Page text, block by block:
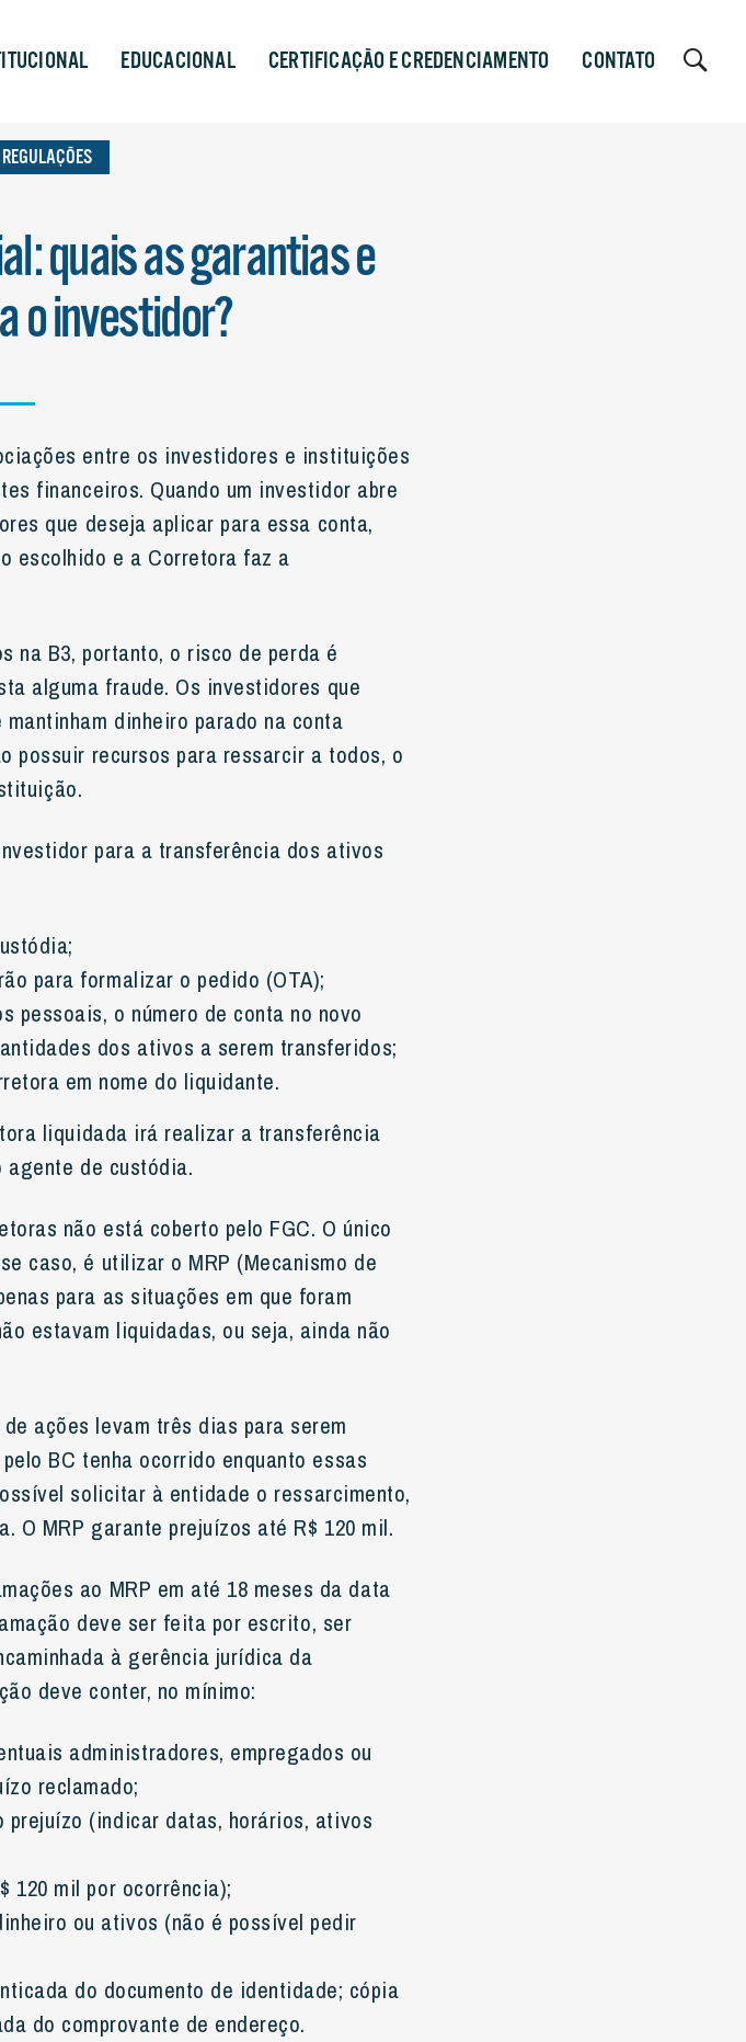
EDUCACIONAL CERTIFICAÇÃO E CREDENCIAMENTO CONTATO
quais as garantias e
o investidor?
entre os investidores e instituições
financeiros. Quando um investidor abre
que deseja aplicar para essa conta,
escolhido e a Corretora faz a
na B3, portanto, o risco de perda é
alguma fraude. Os investidores que
dinheiro parado na conta
possuir recursos para ressarcir a todos, o
para a transferência dos ativos
para formalizar o pedido (OTA);
pessoais, o número de conta no novo
dos ativos a serem transferidos;
em nome do liquidante.
liquidada irá realizar a transferência
de custódia.
não está coberto pelo FGC. O único
caso, é utilizar o MRP (Mecanismo de
para as situações em que foram
estavam liquidadas, ou seja, ainda não
ações levam três dias para serem
BC tenha ocorrido enquanto essas
solicitar à entidade o ressarcimento,
O MRP garante prejuízos até R$ 120 mil.
ao MRP em até 18 meses da data
deve ser feita por escrito, ser
à gerência jurídica da
deve conter, no mínimo:
administradores, empregados ou
reclamado;
(indicar datas, horários, ativos
120 mil por ocorrência);
ou ativos (não é possível pedir
do documento de identidade; cópia
do comprovante de endereço.